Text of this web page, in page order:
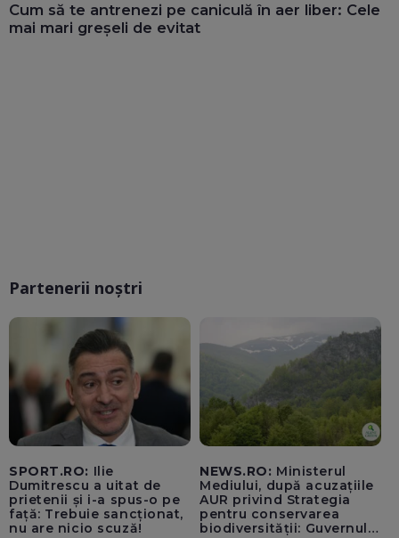
Cum să te antrenezi pe caniculă în aer liber: Cele
mai mari greșeli de evitat
Partenerii noștri
SPORT.RO: Ilie
Dumitrescu a uitat de
prietenii și i-a spus-o pe
față: Trebuie sancționat,
nu are nicio scuză!
NEWS.RO: Ministerul
Mediului, după acuzațiile
AUR privind Strategia
pentru conservarea
biodiversității: Guvernul a